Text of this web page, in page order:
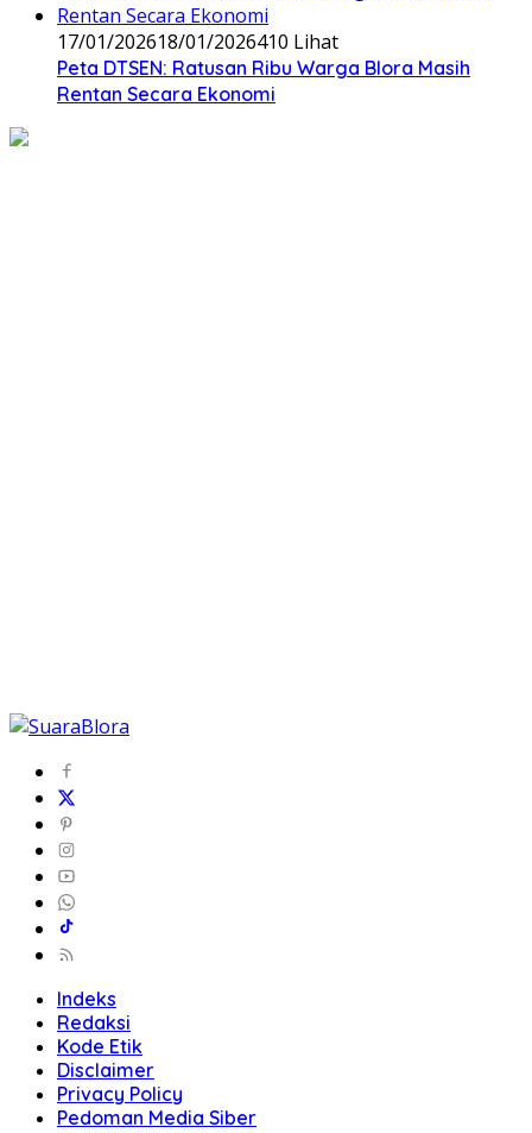
17/01/202618/01/2026410 Lihat
‎Peta DTSEN: Ratusan Ribu Warga Blora Masih
Rentan Secara Ekonomi
Indeks
Redaksi
Kode Etik
Disclaimer
Privacy Policy
Pedoman Media Siber